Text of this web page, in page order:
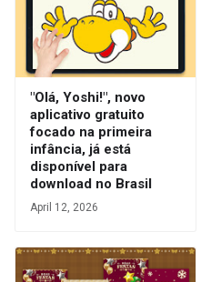
"Olá, Yoshi!", novo
aplicativo gratuito
focado na primeira
infância, já está
disponível para
download no Brasil
April 12, 2026